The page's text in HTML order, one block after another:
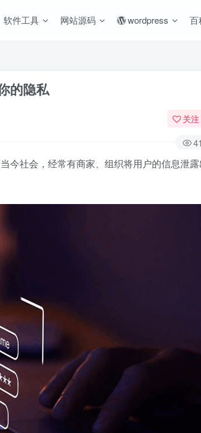
软件工具 网站源码 wordpress 百
的隐私
关注
今社会，经常有商家、组织将用户的信息泄